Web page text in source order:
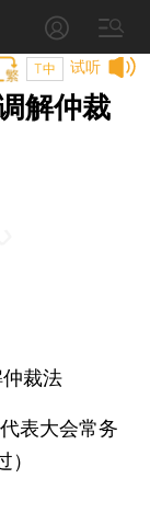
试听
T中
解仲裁
裁法
表大会常务